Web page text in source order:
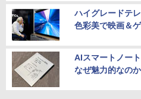
ハイグレードテ
色彩美で映画＆
AIスマートノー
なぜ魅力的なのか